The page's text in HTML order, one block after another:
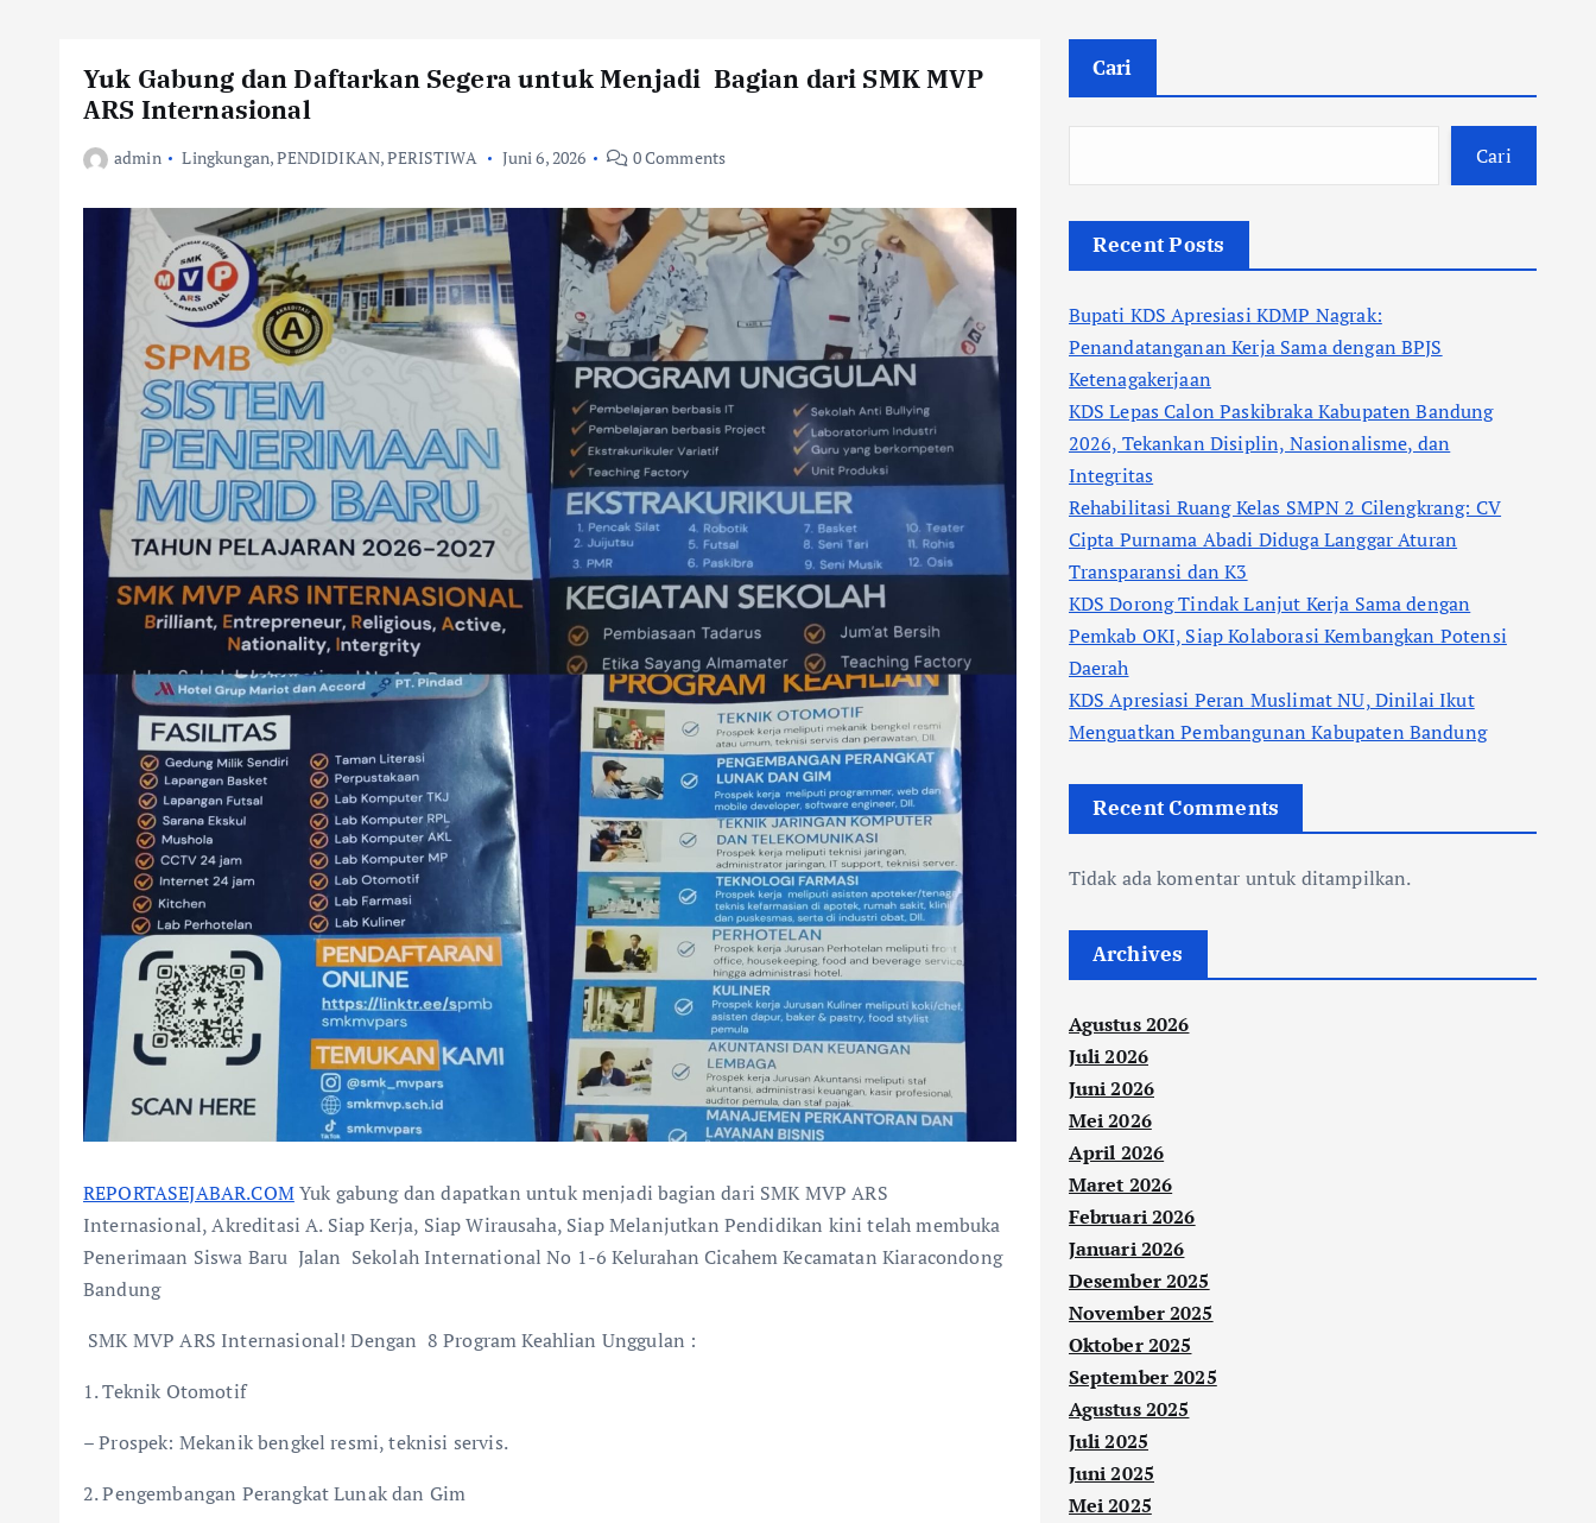
Yuk Gabung dan Daftarkan Segera untuk Menjadi Bagian dari SMK MVP
ARS Internasional
admin Lingkungan,PENDIDIKAN,PERISTIWA Juni 6, 2026 0 Comments
REPORTASEJABAR.COMYuk gabung dan dapatkan untuk menjadi bagian dari SMK MVP ARS
Internasional, Akreditasi A. Siap Kerja, Siap Wirausaha, Siap Melanjutkan Pendidikan kini telah membuka
Penerimaan Siswa Baru Jalan Sekolah International No 1-6 Kelurahan Cicahem Kecamatan Kiaracondong
Bandung
SMK MVP ARS Internasional! Dengan 8 Program Keahlian Unggulan :
1. Teknik Otomotif
– Prospek: Mekanik bengkel resmi, teknisi servis.
2. Pengembangan Perangkat Lunak dan Gim
Cari
Cari
Recent Posts
Bupati KDS Apresiasi KDMP Nagrak:
Penandatanganan Kerja Sama dengan BPJS
Ketenagakerjaan
KDS Lepas Calon Paskibraka Kabupaten Bandung
2026, Tekankan Disiplin, Nasionalisme, dan
Integritas
Rehabilitasi Ruang Kelas SMPN 2 Cilengkrang: CV
Cipta Purnama Abadi Diduga Langgar Aturan
Transparansi dan K3
KDS Dorong Tindak Lanjut Kerja Sama dengan
Pemkab OKI, Siap Kolaborasi Kembangkan Potensi
Daerah
KDS Apresiasi Peran Muslimat NU, Dinilai Ikut
Menguatkan Pembangunan Kabupaten Bandung
Recent Comments
Tidak ada komentar untuk ditampilkan.
Archives
Agustus 2026
Juli 2026
Juni 2026
Mei 2026
April 2026
Maret 2026
Februari 2026
Januari 2026
Desember 2025
November 2025
Oktober 2025
September 2025
Agustus 2025
Juli 2025
Juni 2025
Mei 2025